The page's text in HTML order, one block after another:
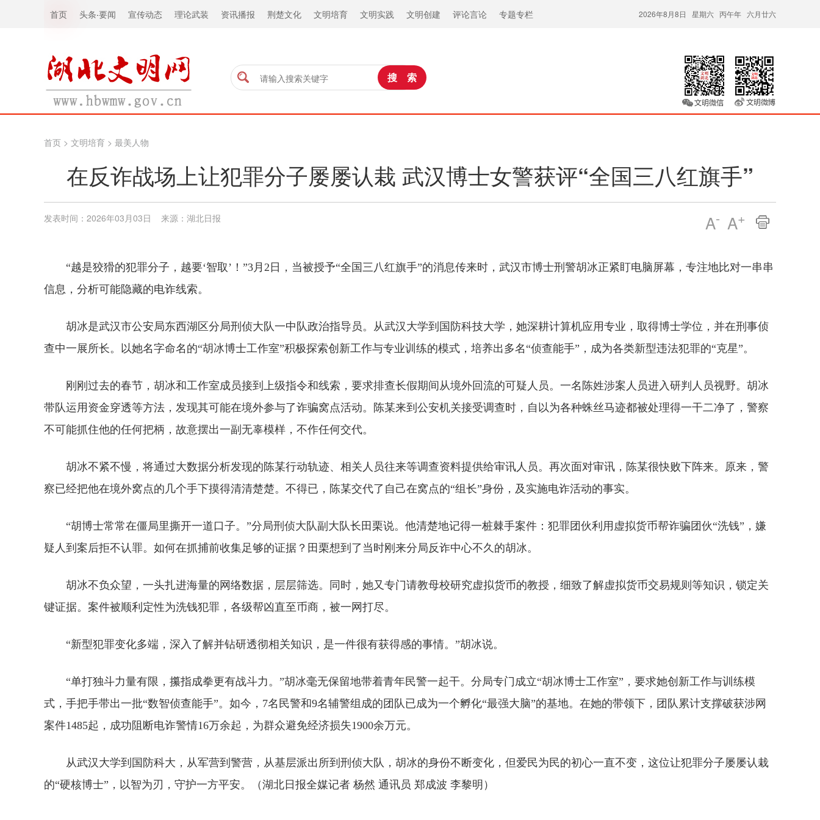
首页 头条·要闻 宣传动态 理论武装 资讯播报 荆楚文化 文明培育 文明实践 文明创建 评论言论 专题专栏 2026年8月8日 星期六 丙午年 六月廿六
首页 > 文明培育 > 最美人物
在反诈战场上让犯罪分子屡屡认栽 武汉博士女警获评“全国三八红旗手”
A- A+
发表时间：2026年03月03日 来源：​湖北日报
“越是狡猾的犯罪分子，越要‘智取’！”3月2日，当被授予“全国三八红旗手”的消息传来时，武汉市博士刑警胡冰正紧盯电脑屏幕，专注地比对一串串
信息，分析可能隐藏的电诈线索。
胡冰是武汉市公安局东西湖区分局刑侦大队一中队政治指导员。从武汉大学到国防科技大学，她深耕计算机应用专业，取得博士学位，并在刑事侦
查中一展所长。以她名字命名的“胡冰博士工作室”积极探索创新工作与专业训练的模式，培养出多名“侦查能手”，成为各类新型违法犯罪的“克星”。
刚刚过去的春节，胡冰和工作室成员接到上级指令和线索，要求排查长假期间从境外回流的可疑人员。一名陈姓涉案人员进入研判人员视野。胡冰
带队运用资金穿透等方法，发现其可能在境外参与了诈骗窝点活动。陈某来到公安机关接受调查时，自以为各种蛛丝马迹都被处理得一干二净了，警察
不可能抓住他的任何把柄，故意摆出一副无辜模样，不作任何交代。
胡冰不紧不慢，将通过大数据分析发现的陈某行动轨迹、相关人员往来等调查资料提供给审讯人员。再次面对审讯，陈某很快败下阵来。原来，警
察已经把他在境外窝点的几个手下摸得清清楚楚。不得已，陈某交代了自己在窝点的“组长”身份，及实施电诈活动的事实。
“胡博士常常在僵局里撕开一道口子。”分局刑侦大队副大队长田栗说。他清楚地记得一桩棘手案件：犯罪团伙利用虚拟货币帮诈骗团伙“洗钱”，嫌
疑人到案后拒不认罪。如何在抓捕前收集足够的证据？田栗想到了当时刚来分局反诈中心不久的胡冰。
胡冰不负众望，一头扎进海量的网络数据，层层筛选。同时，她又专门请教母校研究虚拟货币的教授，细致了解虚拟货币交易规则等知识，锁定关
键证据。案件被顺利定性为洗钱犯罪，各级帮凶直至币商，被一网打尽。
“新型犯罪变化多端，深入了解并钻研透彻相关知识，是一件很有获得感的事情。”胡冰说。
“单打独斗力量有限，攥指成拳更有战斗力。”胡冰毫无保留地带着青年民警一起干。分局专门成立“胡冰博士工作室”，要求她创新工作与训练模
式，手把手带出一批“数智侦查能手”。如今，7名民警和9名辅警组成的团队已成为一个孵化“最强大脑”的基地。在她的带领下，团队累计支撑破获涉网
案件1485起，成功阻断电诈警情16万余起，为群众避免经济损失1900余万元。
从武汉大学到国防科大，从军营到警营，从基层派出所到刑侦大队，胡冰的身份不断变化，但爱民为民的初心一直不变，这位让犯罪分子屡屡认栽
的“硬核博士”，以智为刃，守护一方平安。（湖北日报全媒记者 杨然 通讯员 郑成波 李黎明）